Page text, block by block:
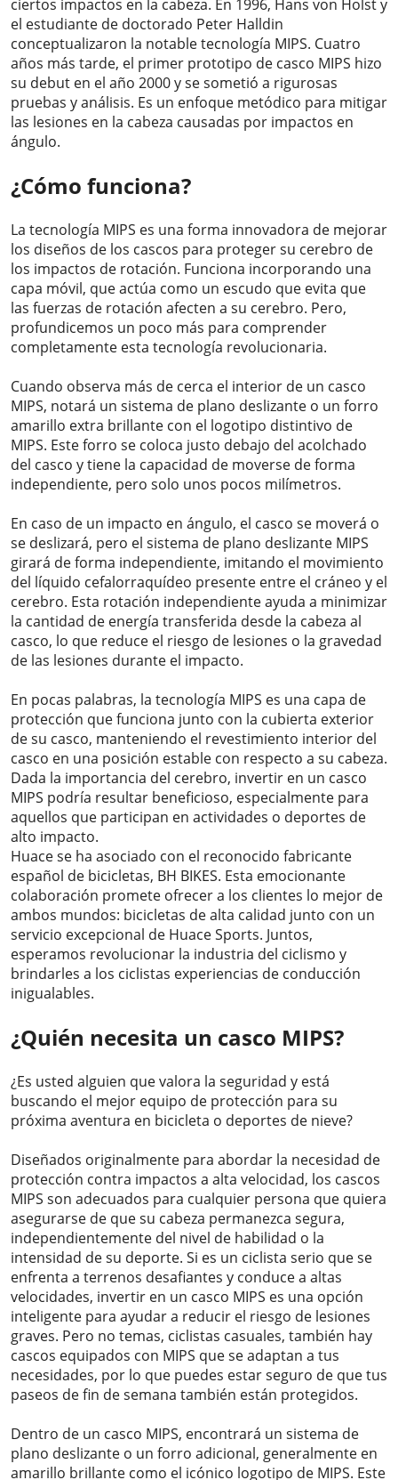
ciertos impactos en la cabeza. En 1996, Hans von Holst y
el estudiante de doctorado Peter Halldin
conceptualizaron la notable tecnología MIPS. Cuatro
años más tarde, el primer prototipo de casco MIPS hizo
su debut en el año 2000 y se sometió a rigurosas
pruebas y análisis. Es un enfoque metódico para mitigar
las lesiones en la cabeza causadas por impactos en
ángulo.
¿Cómo funciona?
La tecnología MIPS es una forma innovadora de mejorar
los diseños de los cascos para proteger su cerebro de
los impactos de rotación. Funciona incorporando una
capa móvil, que actúa como un escudo que evita que
las fuerzas de rotación afecten a su cerebro. Pero,
profundicemos un poco más para comprender
completamente esta tecnología revolucionaria.
Cuando observa más de cerca el interior de un casco
MIPS, notará un sistema de plano deslizante o un forro
amarillo extra brillante con el logotipo distintivo de
MIPS. Este forro se coloca justo debajo del acolchado
del casco y tiene la capacidad de moverse de forma
independiente, pero solo unos pocos milímetros.
En caso de un impacto en ángulo, el casco se moverá o
se deslizará, pero el sistema de plano deslizante MIPS
girará de forma independiente, imitando el movimiento
del líquido cefalorraquídeo presente entre el cráneo y el
cerebro. Esta rotación independiente ayuda a minimizar
la cantidad de energía transferida desde la cabeza al
casco, lo que reduce el riesgo de lesiones o la gravedad
de las lesiones durante el impacto.
En pocas palabras, la tecnología MIPS es una capa de
protección que funciona junto con la cubierta exterior
de su casco, manteniendo el revestimiento interior del
casco en una posición estable con respecto a su cabeza.
Dada la importancia del cerebro, invertir en un casco
MIPS podría resultar beneficioso, especialmente para
aquellos que participan en actividades o deportes de
alto impacto.
Huace se ha asociado con el reconocido fabricante
español de bicicletas, BH BIKES. Esta emocionante
colaboración promete ofrecer a los clientes lo mejor de
ambos mundos: bicicletas de alta calidad junto con un
servicio excepcional de Huace Sports. Juntos,
esperamos revolucionar la industria del ciclismo y
brindarles a los ciclistas experiencias de conducción
inigualables.
¿Quién necesita un casco MIPS?
¿Es usted alguien que valora la seguridad y está
buscando el mejor equipo de protección para su
próxima aventura en bicicleta o deportes de nieve?
Diseñados originalmente para abordar la necesidad de
protección contra impactos a alta velocidad, los cascos
MIPS son adecuados para cualquier persona que quiera
asegurarse de que su cabeza permanezca segura,
independientemente del nivel de habilidad o la
intensidad de su deporte. Si es un ciclista serio que se
enfrenta a terrenos desafiantes y conduce a altas
velocidades, invertir en un casco MIPS es una opción
inteligente para ayudar a reducir el riesgo de lesiones
graves. Pero no temas, ciclistas casuales, también hay
cascos equipados con MIPS que se adaptan a tus
necesidades, por lo que puedes estar seguro de que tus
paseos de fin de semana también están protegidos.
Dentro de un casco MIPS, encontrará un sistema de
plano deslizante o un forro adicional, generalmente en
amarillo brillante como el icónico logotipo de MIPS. Este